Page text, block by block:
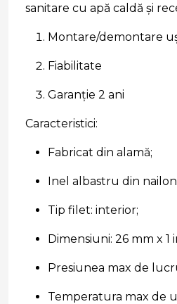
sanitare cu apă caldă și
Montare/demontare
Fiabilitate
Garanție 2 ani
Caracteristici:
Fabricat din alamă;
Inel albastru din
Tip filet: interior;
Dimensiuni: 26 mm x 1
Presiunea max de
Temperatura max de